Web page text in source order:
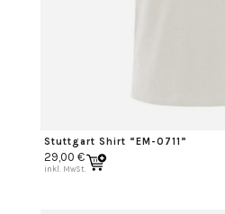
Stuttgart Shirt “EM-0711”
29,00 €
inkl. MwSt.